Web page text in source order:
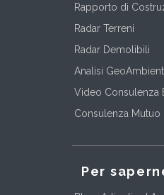
Rapporto di
Radar Terreni
Radar Demolibili
Analisi
Video Consulenza
Consulenza Mutuo
Per